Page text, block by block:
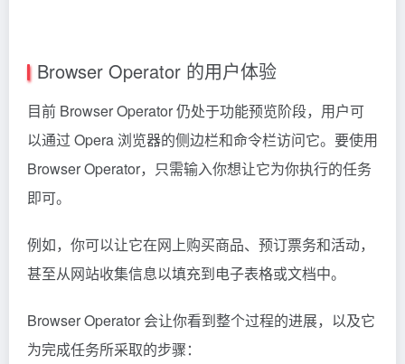
Browser Operator 的用户体验
目前 Browser Operator 仍处于功能预览阶段，用户可
以通过 Opera 浏览器的侧边栏和命令栏访问它。要使用
Browser Operator，只需输入你想让它为你执行的任务
即可。
例如，你可以让它在网上购买商品、预订票务和活动，
甚至从网站收集信息以填充到电子表格或文档中。
Browser Operator 会让你看到整个过程的进展，以及它
为完成任务所采取的步骤：